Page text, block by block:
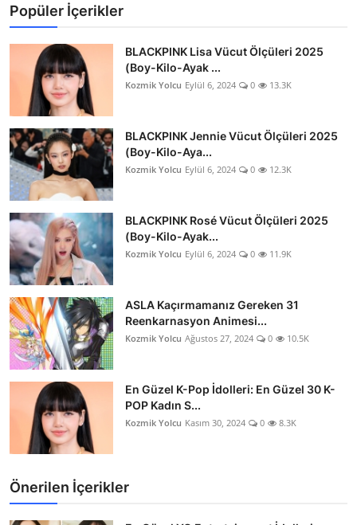
Popüler İçerikler
BLACKPINK Lisa Vücut Ölçüleri 2025
(Boy-Kilo-Ayak ...
Kozmik Yolcu Eylül 6, 2024 0 13.3K
BLACKPINK Jennie Vücut Ölçüleri 2025
(Boy-Kilo-Aya...
Kozmik Yolcu Eylül 6, 2024 0 12.3K
BLACKPINK Rosé Vücut Ölçüleri 2025
(Boy-Kilo-Ayak...
Kozmik Yolcu Eylül 6, 2024 0 11.9K
ASLA Kaçırmamanız Gereken 31
Reenkarnasyon Animesi...
Kozmik Yolcu Ağustos 27, 2024 0 10.5K
En Güzel K-Pop İdolleri: En Güzel 30 K-
POP Kadın S...
Kozmik Yolcu Kasım 30, 2024 0 8.3K
Önerilen İçerikler